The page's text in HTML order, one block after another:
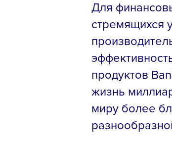
Для
стремящихся
продуктов
жизнь
миру более